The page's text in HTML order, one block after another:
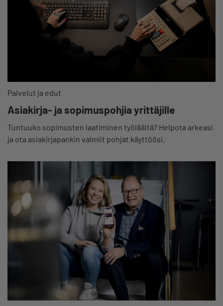
Palvelut ja edut
Asiakirja- ja sopimuspohjia yrittäjille
Tuntuuko sopimusten laatiminen työläältä? Helpota arkeasi
ja ota asiakirjapankin valmiit pohjat käyttöösi.